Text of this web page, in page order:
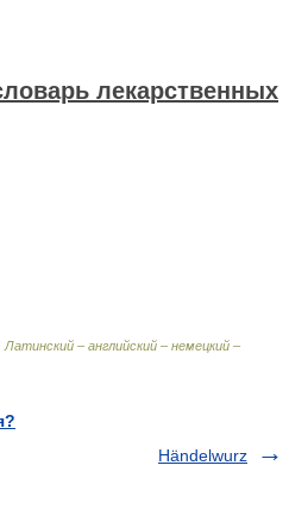
лекарственных
– английский – немецкий –
Händelwurz